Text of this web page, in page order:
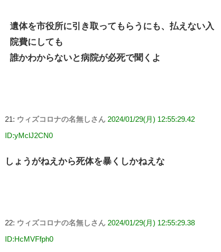
遺体を市役所に引き取ってもらうにも、払えない入
院費にしても
誰かわからないと病院が必死で聞くよ
21: ウィズコロナの名無しさん 2024/01/29(月) 12:55:29.42
ID:yMclJ2CN0
しょうがねえから死体を暴くしかねえな
22: ウィズコロナの名無しさん 2024/01/29(月) 12:55:29.38
ID:HcMVFfph0